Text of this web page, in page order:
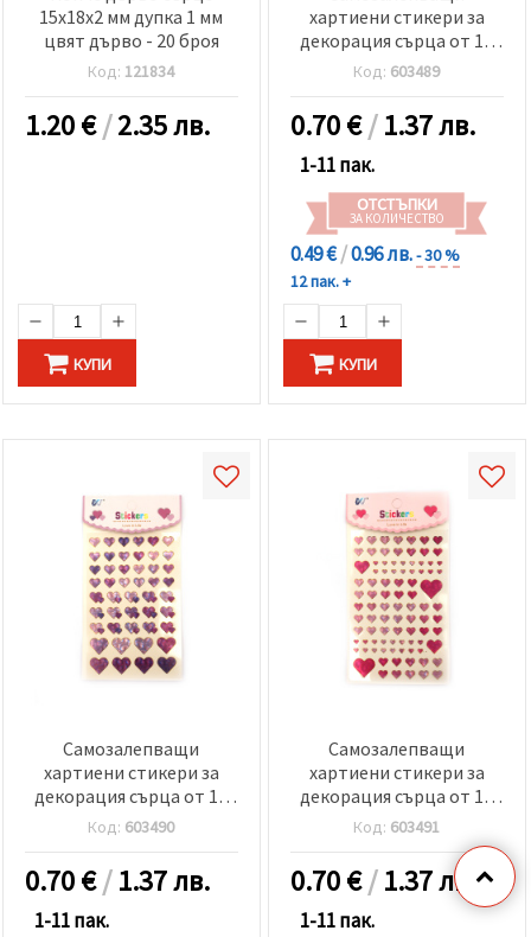
15x18x2 мм дупка 1 мм
цвят дърво - 20 броя
Код: 121834
1.20€/2.35 лв.
КУПИ
хартиени стикери за
декорация сърца от 12
мм до 20 мм в синьо-
ефект -47 броя
Код: 603489
0.70€/1.37 лв.
1-11 пак.
ОТСТЪПКИ
ЗА КОЛИЧЕСТВО
0.49 €/0.96 лв.- 30 %
12 пак. +
КУПИ
Самозалепващи
хартиени стикери за
декорация сърца от 12
мм до 20 мм в розово-
ефект -47 броя
Код: 603490
0.70€/1.37 лв.
1-11 пак.
Самозалепващи
хартиени стикери за
декорация сърца от 12
мм до 20 мм в розова
гама със седефен ефект
-81 броя
Код: 603491
0.70€/1.37 лв.
1-11 пак.